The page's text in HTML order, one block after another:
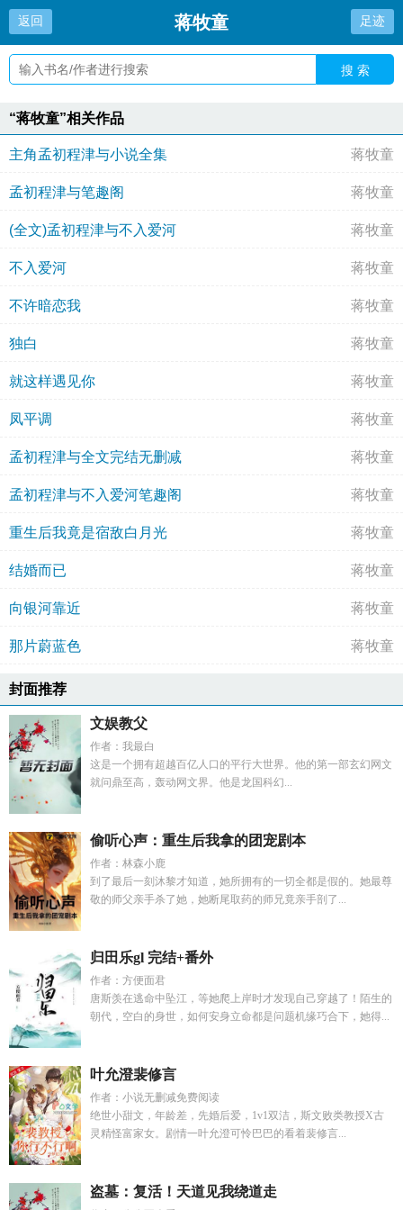
返回 蒋牧童 足迹
搜 索
“蒋牧童”相关作品
主角孟初程津与小说全集 蒋牧童
孟初程津与笔趣阁 蒋牧童
(全文)孟初程津与不入爱河 蒋牧童
不入爱河 蒋牧童
不许暗恋我 蒋牧童
独白 蒋牧童
就这样遇见你 蒋牧童
凤平调 蒋牧童
孟初程津与全文完结无删减 蒋牧童
孟初程津与不入爱河笔趣阁 蒋牧童
重生后我竟是宿敌白月光 蒋牧童
结婚而已 蒋牧童
向银河靠近 蒋牧童
那片蔚蓝色 蒋牧童
封面推荐
文娱教父
作者：我最白
这是一个拥有超越百亿人口的平行大世界。他的第一部玄幻网文
就问鼎至高，轰动网文界。他是龙国科幻...
偷听心声：重生后我拿的团宠剧本
作者：林森小鹿
到了最后一刻沐黎才知道，她所拥有的一切全都是假的。她最尊
敬的师父亲手杀了她，她断尾取药的师兄竟亲手剖了...
归田乐gl 完结+番外
作者：方便面君
唐斯羡在逃命中坠江，等她爬上岸时才发现自己穿越了！陌生的
朝代，空白的身世，如何安身立命都是问题机缘巧合下，她得...
叶允澄裴修言
作者：小说无删减免费阅读
绝世小甜文，年龄差，先婚后爱，1v1双洁，斯文败类教授X古
灵精怪富家女。剧情一叶允澄可怜巴巴的看着裴修言...
盗墓：复活！天道见我绕道走